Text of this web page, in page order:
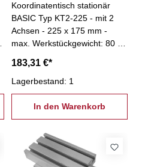
Koordinatentisch stationär
BASIC Typ KT2-225 - mit 2
Achsen - 225 x 175 mm -
max. Werkstückgewicht: 80 kg
183,31 €*
Lagerbestand: 1
In den Warenkorb